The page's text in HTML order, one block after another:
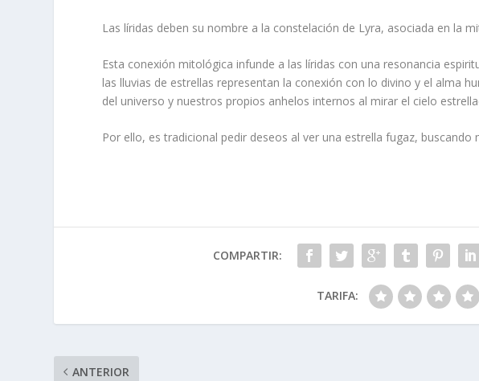
Las líridas deben su nombre a la constelación de Lyra, asociada en la
Esta conexión mitológica infunde a las líridas con una resonancia
las lluvias de estrellas representan la conexión con lo divino y el alma
del universo y nuestros propios anhelos internos al mirar el cielo
Por ello, es tradicional pedir deseos al ver una estrella fugaz,
COMPARTIR:
TARIFA:
ANTERIOR